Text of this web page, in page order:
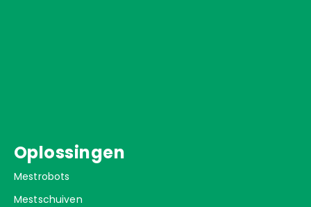
Oplossingen
Mestrobots
Mestschuiven